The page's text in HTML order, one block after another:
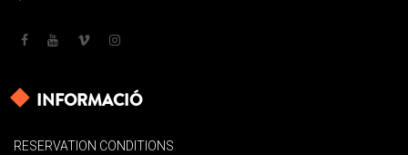
INFORMACIÓ
RESERVATION CONDITIONS